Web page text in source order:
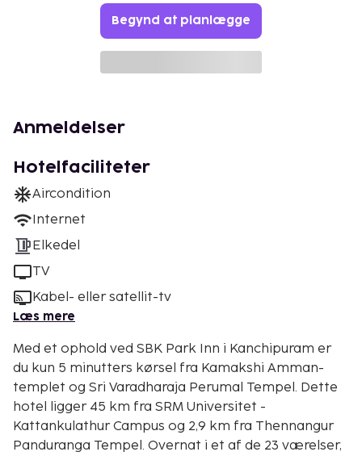
Begynd at planlægge
Anmeldelser
Hotelfaciliteter
Aircondition
Internet
Elkedel
TV
Kabel- eller satellit-tv
Læs mere
Med et ophold ved SBK Park Inn i Kanchipuram er
du kun 5 minutters kørsel fra Kamakshi Amman-
templet og Sri Varadharaja Perumal Tempel. Dette
hotel ligger 45 km fra SRM Universitet -
Kattankulathur Campus og 2,9 km fra Thennangur
Panduranga Tempel. Overnat i et af de 23 værelser,